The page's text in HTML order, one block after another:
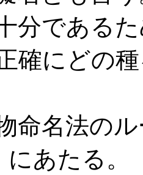
分である
確にどの
命名法の
あたる。